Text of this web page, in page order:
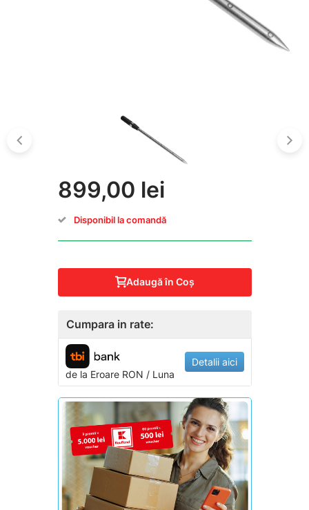
899,00 lei
Disponibil la comandă
Adaugă în Coş
Cumpara in rate:
de la EroareRON / Luna
Detalii aici